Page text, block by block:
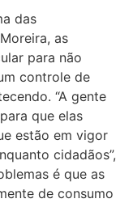
das
as
para não
controle de
“A gente
que elas
estão em vigor
cidadãos”,
é que as
de consumo